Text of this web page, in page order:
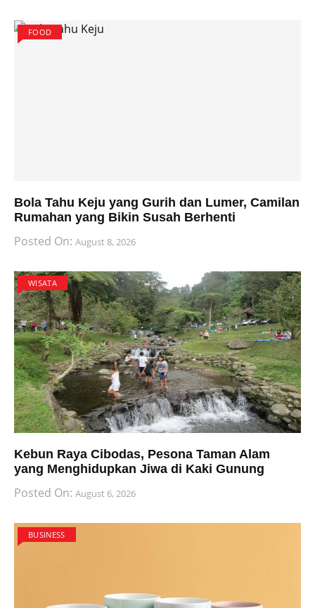
FOOD
Bola Tahu Keju yang Gurih dan Lumer, Camilan
Rumahan yang Bikin Susah Berhenti
Posted On: August 8, 2026
WISATA
Kebun Raya Cibodas, Pesona Taman Alam
yang Menghidupkan Jiwa di Kaki Gunung
Posted On: August 6, 2026
BUSINESS